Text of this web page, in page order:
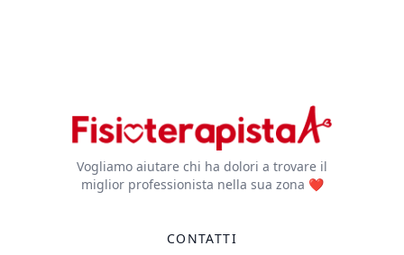
Vogliamo aiutare chi ha dolori a trovare il
miglior professionista nella sua zona ❤️
CONTATTI